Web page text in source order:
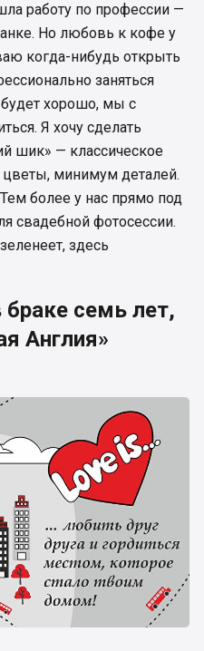
работу по профессии —
Но любовь к кофе у
когда-нибудь открыть
заняться
хорошо, мы с
Я хочу сделать
шик» — классическое
минимум деталей.
более у нас прямо под
свадебной фотосессии.
здесь
браке семь лет,
Англия»